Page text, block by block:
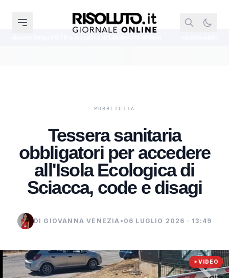
Tessera sanitaria
obbligatori per accedere
all'Isola Ecologica di
Sciacca, code e disagi
DI GIOVANNA VENEZIA • 06 LUGLIO 2026 · 13:49
VIDEO